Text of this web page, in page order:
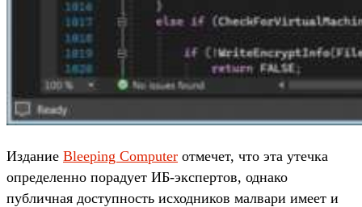
Издание Bleeping Computer отмечет, что эта утечка
определенно порадует ИБ-экспертов, однако
публичная доступность исходников малвари имеет и